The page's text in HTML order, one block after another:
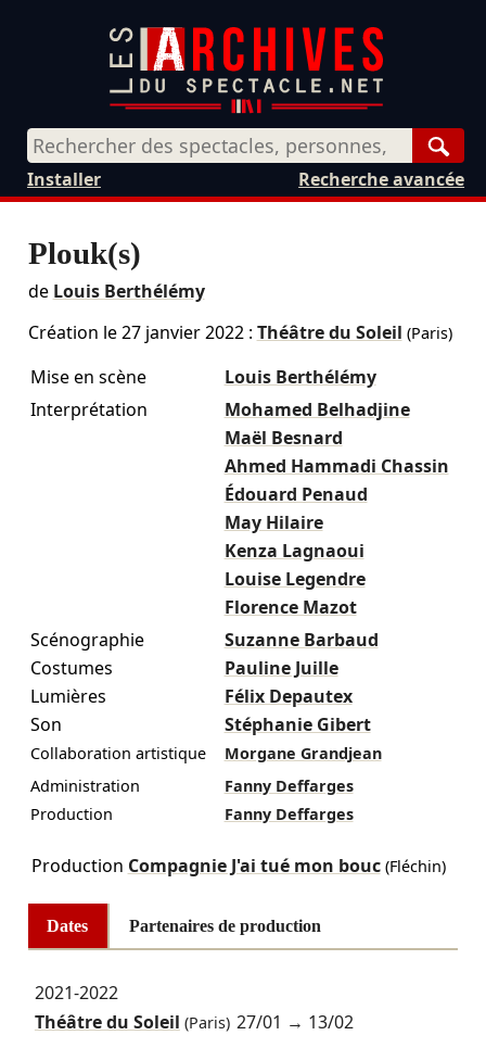
Recherche avancée
Installer
Plouk(s)
de Louis Berthélémy
Création le27 janvier 2022: Théâtre du Soleil (Paris)
Mise en scène
Louis Berthélémy
Interprétation
Mohamed Belhadjine
Maël Besnard
Ahmed Hammadi Chassin
Édouard Penaud
May Hilaire
Kenza Lagnaoui
Louise Legendre
Florence Mazot
Scénographie
Suzanne Barbaud
Costumes
Pauline Juille
Lumières
Félix Depautex
Son
Stéphanie Gibert
Collaboration artistique
Morgane Grandjean
Administration
Fanny Deffarges
Production
Fanny Deffarges
Production Compagnie J'ai tué mon bouc(Fléchin)
Dates Partenaires de production
2021-2022
Théâtre du Soleil (Paris) 27/01 → 13/02